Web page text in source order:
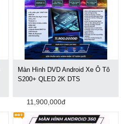
Màn Hình DVD Android Xe Ô Tô
S200+ QLED 2K DTS
11,900,000đ